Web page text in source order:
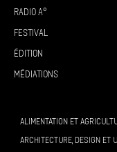
Radio A°
Festival
Édition
Médiations
ALIMENTATION ET
ARCHITECTURE, DESIGN ET